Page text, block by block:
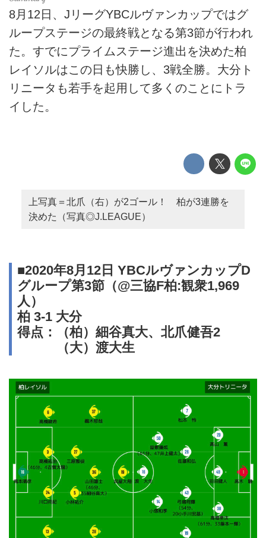
8月12日、JリーグYBCルヴァンカップではグ
ループステージの最終戦となる第3節が行われ
た。すでにプライムステージ進出を決めた柏
レイソルはこの日も快勝し、3戦全勝。大分ト
リニータも若手を起用して多くのことにトラ
イした。
上写真＝北爪（右）が2ゴール！ 柏が3連勝を
決めた（写真◎J.LEAGUE）
■2020年8月12日 YBCルヴァンカップD
グループ第3節（@三協F柏:観衆1,969
人）
柏 3-1 大分
得点：（柏）細谷真大、北爪健吾2
（大）渡大生